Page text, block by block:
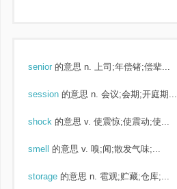
senior 的意思 n. 上司;年偿锗;偿辈...
session 的意思 n. 会议;会期;开庭期...
shock 的意思 v. 使震惊;使震动;使...
smell 的意思 v. 嗅;闻;散发气味;...
storage 的意思 n. 雹观;贮藏;仓库;...